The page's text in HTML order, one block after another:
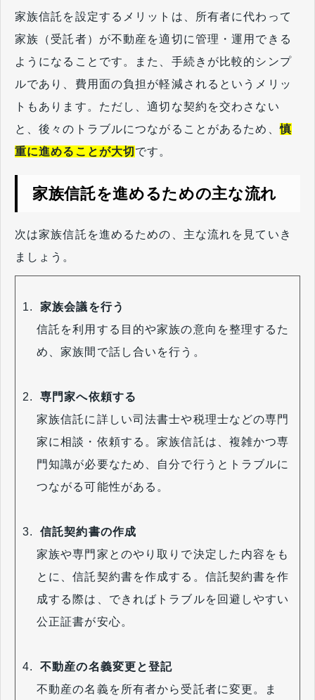
家族信託を設定するメリットは、所有者に代わって
家族（受託者）が不動産を適切に管理・運用できる
ようになることです。また、手続きが比較的シンプ
ルであり、費用面の負担が軽減されるというメリッ
トもあります。ただし、適切な契約を交わさない
と、後々のトラブルにつながることがあるため、慎
重に進めることが大切 です。
家族信託を進めるための主な流れ
次は家族信託を進めるための、主な流れを見ていき
ましょう。
家族会議を行う
信託を利用する目的や家族の意向を整理するた
め、家族間で話し合いを行う。
専門家へ依頼する
家族信託に詳しい司法書士や税理士などの専門
家に相談・依頼する。家族信託は、複雑かつ専
門知識が必要なため、自分で行うとトラブルに
つながる可能性がある。
信託契約書の作成
家族や専門家とのやり取りで決定した内容をも
とに、信託契約書を作成する。信託契約書を作
成する際は、できればトラブルを回避しやすい
公正証書が安心。
不動産の名義変更と登記
不動産の名義を所有者から受託者に変更。ま